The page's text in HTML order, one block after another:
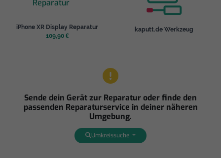
Selbst reparieren
Reparieren lassen
iPhone XR Display Reparatur
109,90 €
kaputt.de Werkzeug
Sende dein Gerät zur Reparatur oder finde den
passenden Reparaturservice in deiner näheren
Umgebung.
Umkreissuche